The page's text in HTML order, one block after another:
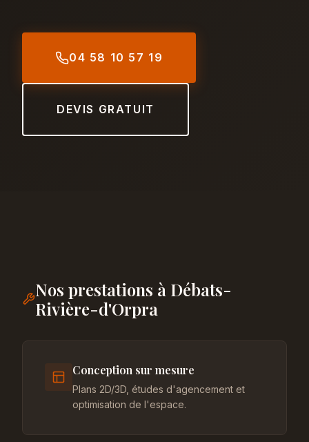
04 58 10 57 19
DEVIS GRATUIT
Nos prestations à Débats-
Rivière-d'Orpra
Conception sur mesure
Plans 2D/3D, études d'agencement et
optimisation de l'espace.